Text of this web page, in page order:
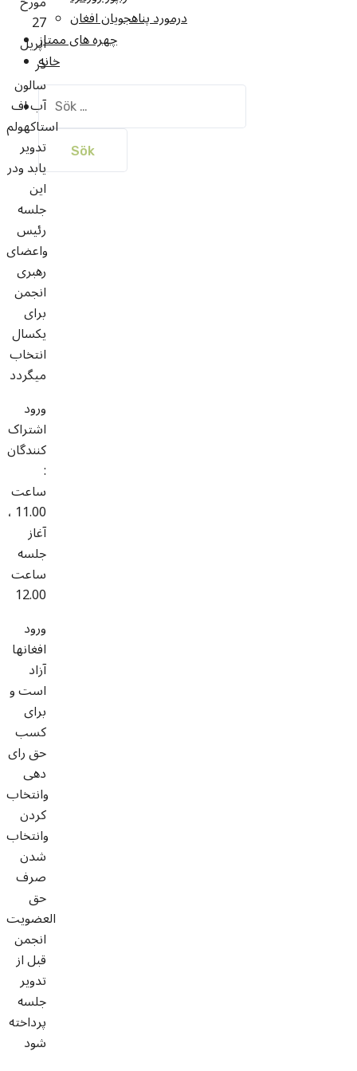
درمورد پناهجويان افغان
چهره های ممتاز
خانه
Sök
efter:
27
اپریل
در
سالون
آب اف
استاکهولم
تدویر
یابد ودر
این
جلسه
رئیس
واعضای
رهبری
انجمن
برای
یکسال
انتخاب
میگردد
ورود
اشتراک
کنندگان
:
ساعت
11.00 ،
آغاز
جلسه
ساعت
12.00
ورود
افغانها
آزاد
است و
برای
کسب
حق رای
دهی
وانتخاب
کردن
وانتخاب
شدن
صرف
حق
العضویت
انجمن
قبل از
تدویر
جلسه
پرداخته
شود